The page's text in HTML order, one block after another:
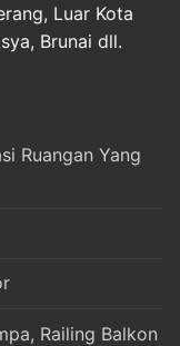
Luar Kota
Brunai dll.
Ruangan Yang
Railing Balkon